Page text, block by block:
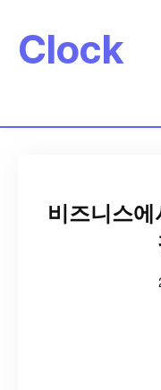
Clock
비즈니스